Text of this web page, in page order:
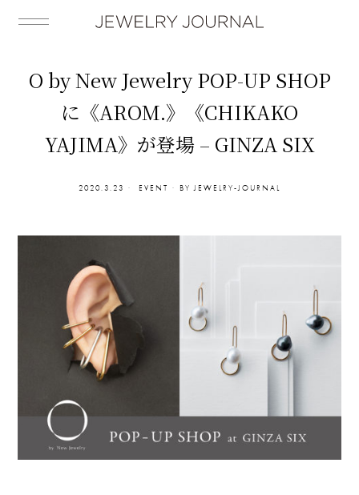
O by New Jewelry POP-UP SHOP
に《AROM.》《CHIKAKO
YAJIMA》が登場 – GINZA SIX
2020.3.23 EVENT BY JEWELRY-JOURNAL